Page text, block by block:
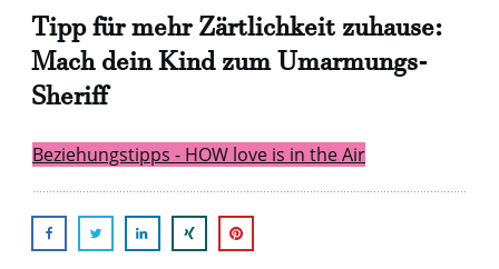
Tipp für mehr Zärtlichkeit zuhause:
Mach dein Kind zum Umarmungs-
Sheriff
Beziehungstipps - HOW love is in the Air